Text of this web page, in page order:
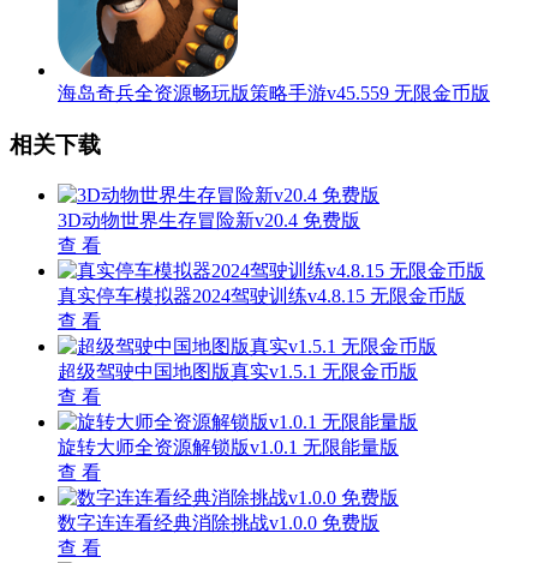
海岛奇兵全资源畅玩版策略手游v45.559 无限金币版
相关下载
3D动物世界生存冒险新v20.4 免费版
查 看
真实停车模拟器2024驾驶训练v4.8.15 无限金币版
查 看
超级驾驶中国地图版真实v1.5.1 无限金币版
查 看
旋转大师全资源解锁版v1.0.1 无限能量版
查 看
数字连连看经典消除挑战v1.0.0 免费版
查 看